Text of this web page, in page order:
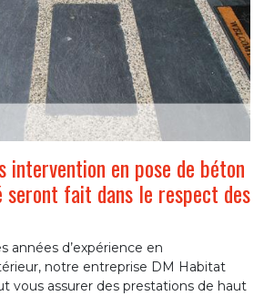
intervention en pose de béton
seront fait dans le respect des
années d’expérience en
notre entreprise DM Habitat
vous assurer des prestations de haut